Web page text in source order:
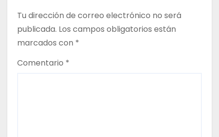
t
r
a
d
Tu dirección de correo electrónico no será
publicada. Los campos obligatorios están
marcados con *
Comentario *